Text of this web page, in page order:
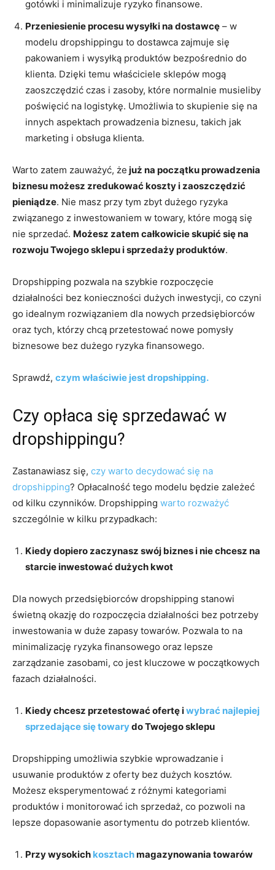
gotówki i minimalizuje ryzyko finansowe.
Przeniesienie procesu wysyłki na dostawcę – w
modelu dropshippingu to dostawca zajmuje się
pakowaniem i wysyłką produktów bezpośrednio do
klienta. Dzięki temu właściciele sklepów mogą
zaoszczędzić czas i zasoby, które normalnie musieliby
poświęcić na logistykę. Umożliwia to skupienie się na
innych aspektach prowadzenia biznesu, takich jak
marketing i obsługa klienta.
Warto zatem zauważyć, że już na początku prowadzenia
biznesu możesz zredukować koszty i zaoszczędzić
pieniądze. Nie masz przy tym zbyt dużego ryzyka
związanego z inwestowaniem w towary, które mogą się
nie sprzedać. Możesz zatem całkowicie skupić się na
rozwoju Twojego sklepu i sprzedaży produktów.
Dropshipping pozwala na szybkie rozpoczęcie
działalności bez konieczności dużych inwestycji, co czyni
go idealnym rozwiązaniem dla nowych przedsiębiorców
oraz tych, którzy chcą przetestować nowe pomysły
biznesowe bez dużego ryzyka finansowego.
Sprawdź, czym właściwie jest dropshipping.
Czy opłaca się sprzedawać w
dropshippingu?
Zastanawiasz się, czy warto decydować się na
dropshipping? Opłacalność tego modelu będzie zależeć
od kilku czynników. Dropshipping warto rozważyć
szczególnie w kilku przypadkach:
Kiedy dopiero zaczynasz swój biznes i nie chcesz na
starcie inwestować dużych kwot
Dla nowych przedsiębiorców dropshipping stanowi
świetną okazję do rozpoczęcia działalności bez potrzeby
inwestowania w duże zapasy towarów. Pozwala to na
minimalizację ryzyka finansowego oraz lepsze
zarządzanie zasobami, co jest kluczowe w początkowych
fazach działalności.
Kiedy chcesz przetestować ofertę iwybrać najlepiej
sprzedające się towarydo Twojego sklepu
Dropshipping umożliwia szybkie wprowadzanie i
usuwanie produktów z oferty bez dużych kosztów.
Możesz eksperymentować z różnymi kategoriami
produktów i monitorować ich sprzedaż, co pozwoli na
lepsze dopasowanie asortymentu do potrzeb klientów.
Przy wysokich kosztachmagazynowania towarów